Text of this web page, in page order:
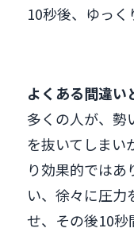
10秒後、ゆっく
よくある間違い
多くの人が、勢
を抜いてしまい
り効果的ではあ
い、徐々に圧力
せ、その後10秒